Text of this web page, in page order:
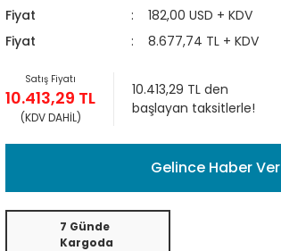
Fiyat
182,00 USD + KDV
Fiyat
8.677,74 TL + KDV
Satış Fiyatı
10.413,29 TL
(KDV DAHİL)
10.413,29 TL den
başlayan taksitlerle!
Gelince Haber Ver
7 Günde
Kargoda